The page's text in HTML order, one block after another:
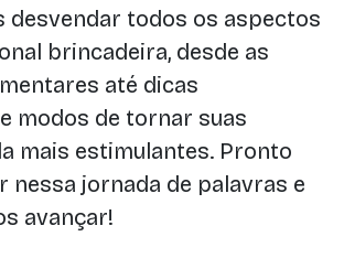
desvendar todos os aspectos
brincadeira, desde as
até dicas
modos de tornar suas
mais estimulantes. Pronto
nessa jornada de palavras e
avançar!